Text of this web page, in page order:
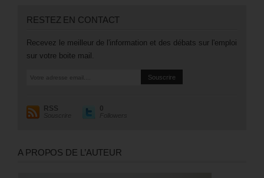
RESTEZ EN CONTACT
Recevez le meilleur de l'information et des débats sur l'emploi
sur votre boite mail.
RSS
Souscrire
0
Followers
A PROPOS DE L’AUTEUR